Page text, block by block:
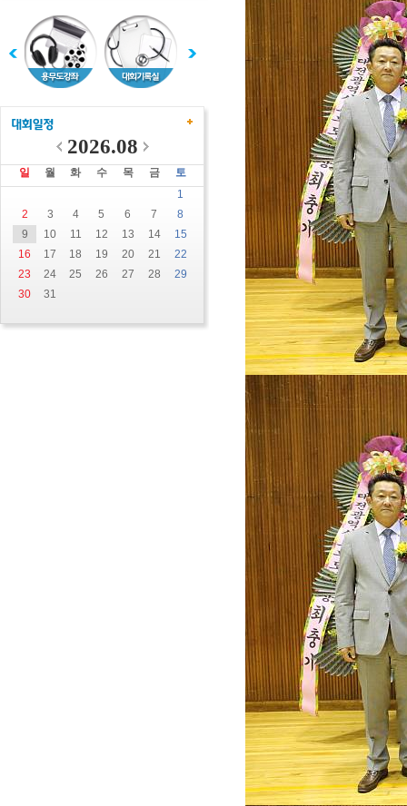
2026.08
일 월 화 수 목 금
토
1
2
3 4 5 6 7
8
9
10 11 12 13 14
15
16
17 18 19 20 21
22
23
24 25 26 27 28
29
30
31